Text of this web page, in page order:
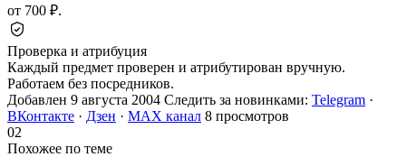
от 700 ₽.
Проверка и атрибуция
Каждый предмет проверен и атрибутирован вручную.
Работаем без посредников.
Добавлен 9 августа 2004 Следить за новинками: Telegram ·
ВКонтакте · Дзен · MAX канал 8 просмотров
02
Похожее по теме